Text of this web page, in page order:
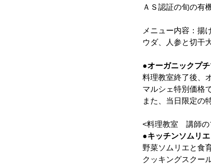
ＡＳ認証の旬の有
メニュー内容：揚
ウダ、人参と切干
●オーガニックプ
料理教室終了後、
マルシェ特別価格
また、当日限定の
<料理教室 講師の
●キッチンソムリ
野菜ソムリエと食
クッキングスクー